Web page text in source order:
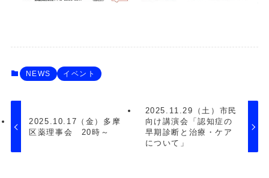
NEWS イベント
2025.10.17（金）多摩
区薬理事会 20時～
2025.11.29（土）市民
向け講演会「認知症の
早期診断と治療・ケア
について」